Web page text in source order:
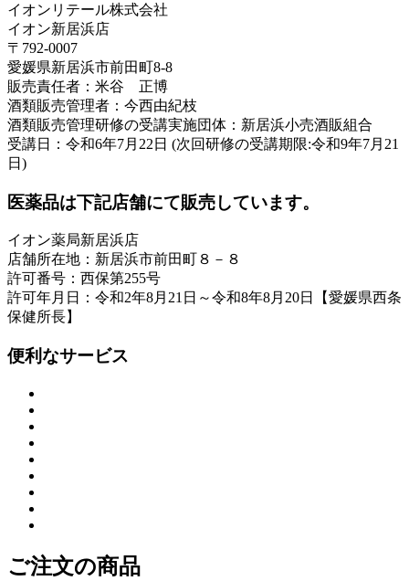
イオンリテール株式会社
イオン新居浜店
〒792-0007
愛媛県新居浜市前田町8-8
販売責任者：米谷 正博
酒類販売管理者：今西由紀枝
酒類販売管理研修の受講実施団体：新居浜小売酒販組合
受講日：令和6年7月22日 (次回研修の受講期限:令和9年7月21
日)
医薬品は下記店舗にて販売しています。
イオン薬局新居浜店
店舗所在地：新居浜市前田町８－８
許可番号：西保第255号
許可年月日：令和2年8月21日～令和8年8月20日【愛媛県西条
保健所長】
便利なサービス
ご注文の商品